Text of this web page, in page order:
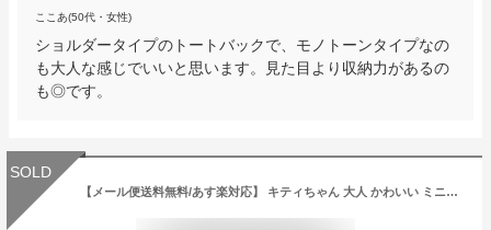
ここあ(50代・女性)
ショルダータイプのトートバックで、モノトーンタイプなの
も大人な感じでいいと思います。見た目より収納力があるの
も◎です。
SOLD
【メール便送料無料/あす楽対応】 キティちゃん 大人 かわいい ミニトートバッグ 薔薇柄 ランチバッグにも便利 エコバッグ 可愛すぎない バラ柄 花柄 オシャレ 敬老の日に プレゼント ギフトラッピング無料 ピンク 特別柄 当店限定 サンリオ お弁当箱入れに最適 手提げトート